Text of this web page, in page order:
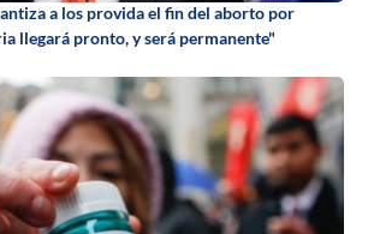
a los provida el fin del aborto por
llegará pronto, y será permanente"